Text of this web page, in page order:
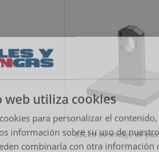
SELLO de anclaje de
web utiliza cookies
para personalizar el
información sobre su uso de
combinarla con otra